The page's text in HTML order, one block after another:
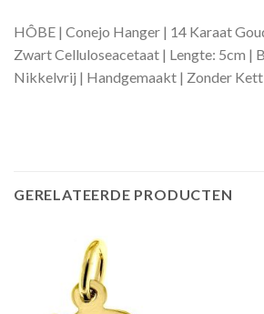
HÔBE | Conejo Hanger | 14 Karaat
Zwart Celluloseacetaat | Lengte: 5cm |
Nikkelvrij | Handgemaakt | Zonder
GERELATEERDE PRODUCTEN